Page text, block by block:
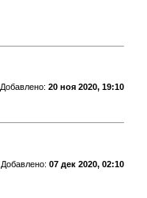
Добавлено: 20 ноя 2020, 19:10
Добавлено: 07 дек 2020, 02:10